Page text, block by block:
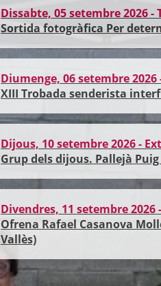
Dissabte, 05 setembre 2026 -
Sortida fotogràfica Per
Diumenge, 06 setembre 2026
XIII Trobada senderista
Dijous, 10 setembre 2026 -
Grup dels dijous. Pallejà
Divendres, 11 setembre 2026
Ofrena Rafael Casanova
Vallès)